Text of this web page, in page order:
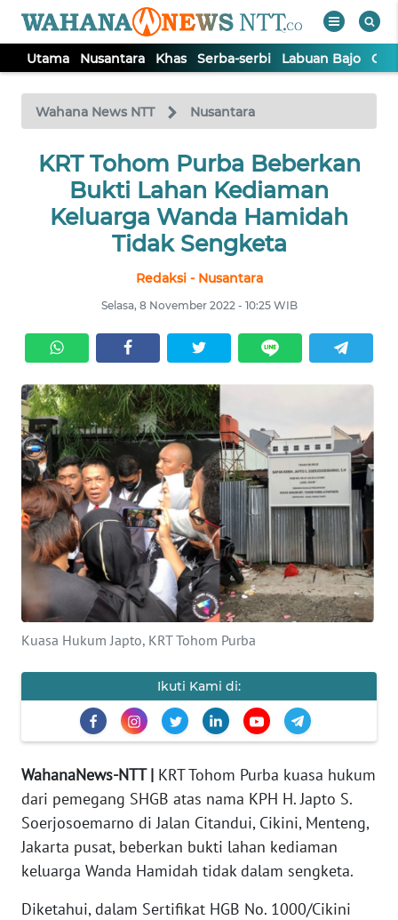
Utama Nusantara Khas Serba-serbi Labuan Bajo
Wahana News NTT Nusantara
KRT Tohom Purba Beberkan
Bukti Lahan Kediaman
Keluarga Wanda Hamidah
Tidak Sengketa
Redaksi - Nusantara
Selasa, 8 November 2022 - 10:25 WIB
Kuasa Hukum Japto, KRT Tohom Purba
Ikuti Kami di:
WahanaNews-NTT | KRT Tohom Purba kuasa hukum
dari pemegang SHGB atas nama KPH H. Japto S.
Soerjosoemarno di Jalan Citandui, Cikini, Menteng,
Jakarta pusat, beberkan bukti lahan kediaman
keluarga Wanda Hamidah tidak dalam sengketa.
Diketahui, dalam Sertifikat HGB No. 1000/Cikini
TV
Tutup
UTAMA
NUSANTARA
SERBI
LABUAN
BAJO
OPINI
Informasi
INDEKS
BERITA
KONTAK
KAMI
INFO
PEDOMAN
MEDIA
SIBER
REDAKSI